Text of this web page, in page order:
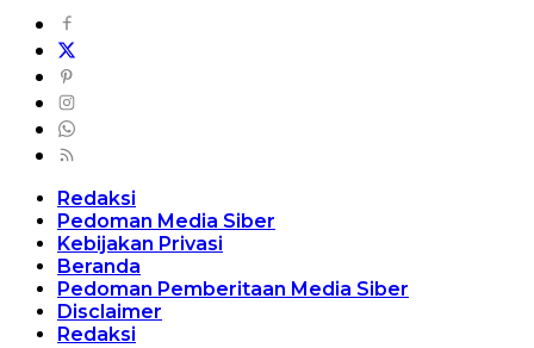
Redaksi
Pedoman Media Siber
Kebijakan Privasi
Beranda
Pedoman Pemberitaan Media Siber
Disclaimer
Redaksi